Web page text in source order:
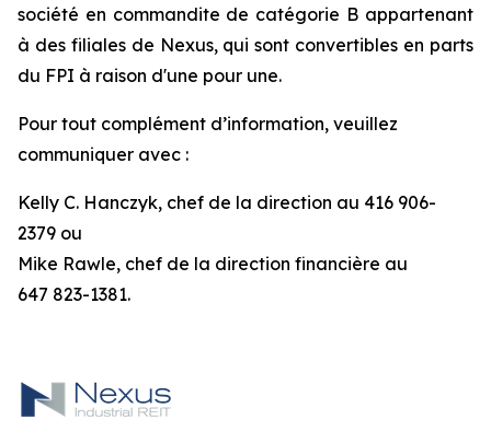
société en commandite de catégorie B appartenant
à des filiales de Nexus, qui sont convertibles en parts
du FPI à raison d'une pour une.
Pour tout complément d’information, veuillez
communiquer avec :
Kelly C. Hanczyk, chef de la direction au 416 906-
2379 ou
Mike Rawle, chef de la direction financière au
647 823-1381.